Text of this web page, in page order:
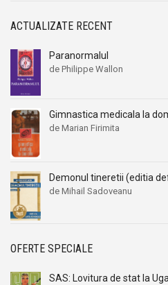
ACTUALIZATE RECENT
Paranormalul
de Philippe Wallon
Gimnastica medicala la
de Marian Firimita
Demonul tineretii (editia
de Mihail Sadoveanu
OFERTE SPECIALE
SAS: Lovitura de stat la